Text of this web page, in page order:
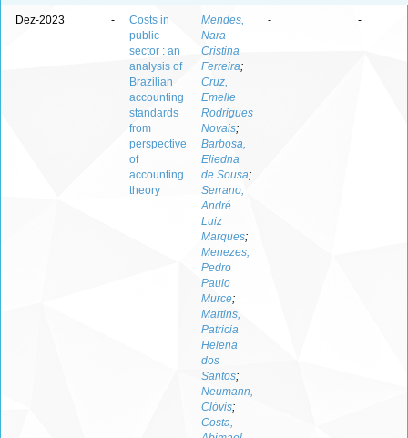
Dez-2023 -
Costs in
public
sector : an
analysis of
Brazilian
accounting
standards
from
perspective
of
accounting
theory
Mendes,
Nara
Cristina
Ferreira;
Cruz,
Emelle
Rodrigues
Novais;
Barbosa,
Eliedna
de Sousa;
Serrano,
André
Luiz
Marques;
Menezes,
Pedro
Paulo
Murce;
Martins,
Patricia
Helena
dos
Santos;
Neumann,
Clóvis;
Costa,
- -